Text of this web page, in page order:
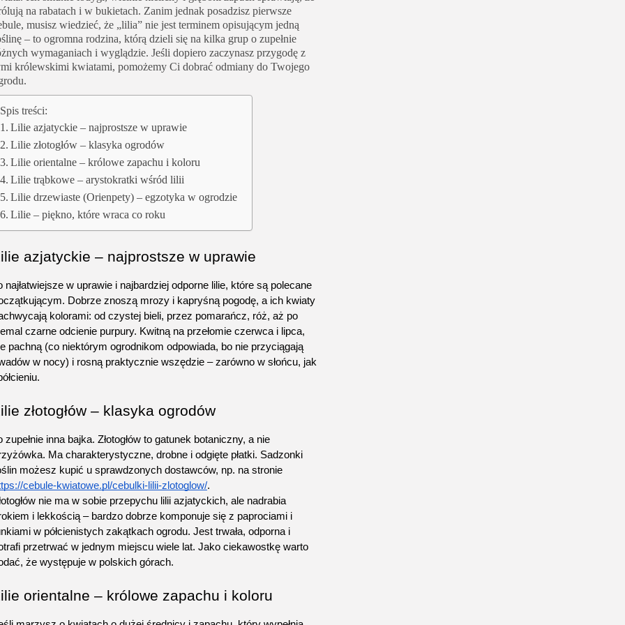
na rabatach i w bukietach. Zanim jednak posadzisz pierwsze
musisz wiedzieć, że „lilia” nie jest terminem opisującym jedną
– to ogromna rodzina, którą dzieli się na kilka grup o zupełnie
wymaganiach i wyglądzie. Jeśli dopiero zaczynasz przygodę z
królewskimi kwiatami, pomożemy Ci dobrać odmiany do Twojego
Spis treści:
Lilie azjatyckie – najprostsze w uprawie
Lilie złotogłów – klasyka ogrodów
Lilie orientalne – królowe zapachu i koloru
Lilie trąbkowe – arystokratki wśród lilii
Lilie drzewiaste (Orienpety) – egzotyka w ogrodzie
Lilie – piękno, które wraca co roku
azjatyckie – najprostsze w uprawie
najłatwiejsze w uprawie i najbardziej odporne lilie, które są polecane
Dobrze znoszą mrozy i kapryśną pogodę, a ich kwiaty
kolorami: od czystej bieli, przez pomarańcz, róż, aż po
czarne odcienie purpury. Kwitną na przełomie czerwca i lipca,
pachną (co niektórym ogrodnikom odpowiada, bo nie przyciągają
w nocy) i rosną praktycznie wszędzie – zarówno w słońcu, jak
złotogłów – klasyka ogrodów
zupełnie inna bajka. Złotogłów to gatunek botaniczny, a nie
Ma charakterystyczne, drobne i odgięte płatki. Sadzonki
cebule-kwiatowe.pl/cebulki-lilii-zlotoglow/.
nie ma w sobie przepychu lilii azjatyckich, ale nadrabia
i lekkością – bardzo dobrze komponuje się z paprociami i
w półcienistych zakątkach ogrodu. Jest trwała, odporna i
przetrwać w jednym miejscu wiele lat. Jako ciekawostkę warto
że występuje w polskich górach.
orientalne – królowe zapachu i koloru